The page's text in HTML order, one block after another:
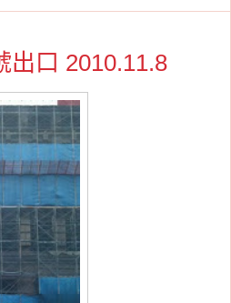
出口 2010.11.8